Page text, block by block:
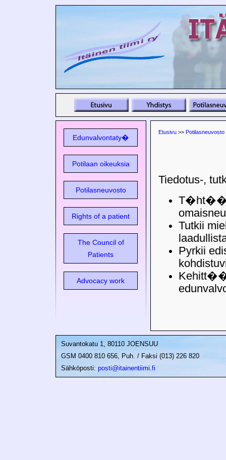
Edunvalvontaty�
Potilaan oikeuksia
Potilasneuvosto
Rights of a patient
The Council of
Patients
Advocacy work
Etusivu>> Potilasneuvosto
Tiedotus-,
T�ht��
Tutkii
Pyrkii
Kehitt��
Suvantokatu 1, 80110 JOENSUU
GSM 0400 810 656, Puh. / Faksi (013) 226 820
Sähköposti: posti@itainentiimi.fi